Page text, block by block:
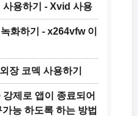
사용하기 - Xvid 사용
화하기 - x264vfw 이
장 코덱 사용하기
강제로 앱이 종료되어
능 하도록 하는 방법